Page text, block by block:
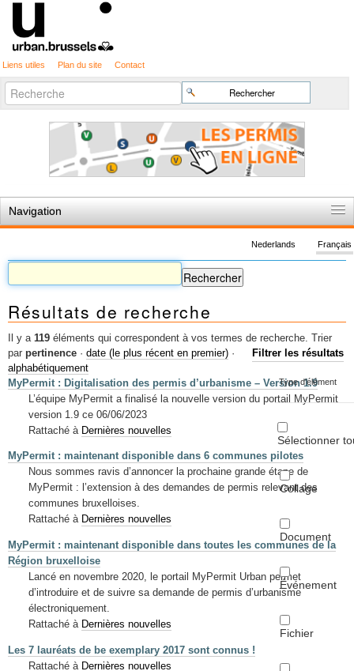
Liens utiles Plan du site Contact
Chercher par
Recherche
avancée…
Navigation
Règles du jeu
Permis d'urbanisme
Cartographie
Etudes et publications
Mots-clés
Renseignements urbanistiques
Français
Nederlands
Résultats de recherche
Il y a 119 éléments qui correspondent à vos termes de recherche.
Filtrer les résultats
Type d'élément
Sélectionner
Collage
Document
Événement
Fichier
Trier
par pertinence · date (le plus récent en premier) ·
alphabétiquement
MyPermit : Digitalisation des permis d’urbanisme – Version 1.9
L’équipe MyPermit a finalisé la nouvelle version du portail MyPermit
version 1.9 ce 06/06/2023
Rattaché à Dernières nouvelles
MyPermit : maintenant disponible dans 6 communes pilotes
Nous sommes ravis d’annoncer la prochaine grande étape de
MyPermit : l’extension à des demandes de permis relevant des
communes bruxelloises.
Rattaché à Dernières nouvelles
MyPermit : maintenant disponible dans toutes les communes de la
Région bruxelloise
Lancé en novembre 2020, le portail MyPermit Urban permet
d’introduire et de suivre sa demande de permis d’urbanisme
électroniquement.
Rattaché à Dernières nouvelles
Les 7 lauréats de be exemplary 2017 sont connus !
Rattaché à Dernières nouvelles